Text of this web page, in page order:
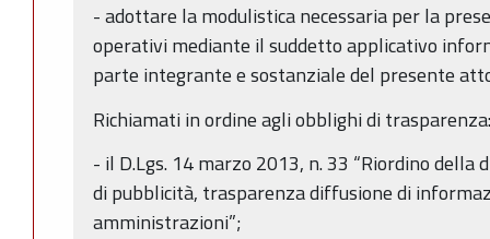
- adottare la modulistica necessaria per la
operativi mediante il suddetto applicativo
parte integrante e sostanziale del presente
Richiamati in ordine agli obblighi di trasparenza:
- il D.Lgs. 14 marzo 2013, n. 33 “Riordino
di pubblicità, trasparenza diffusione di
amministrazioni”;